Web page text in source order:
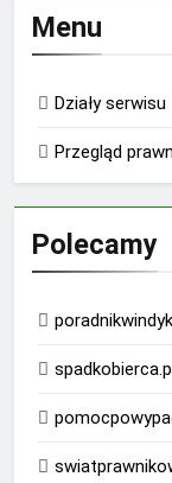
Menu
Działy serwisu
Przegląd
Polecamy